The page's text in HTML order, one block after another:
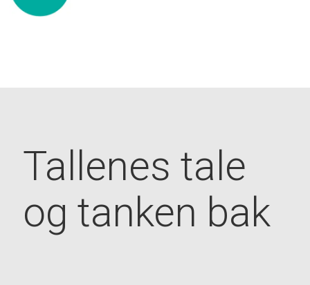
Tallenes tale
og tanken bak